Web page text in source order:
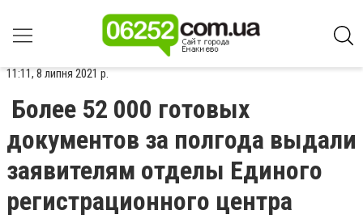
11:11, 8 липня 2021 р.
Более 52 000 готовых
документов за полгода выдали
заявителям отделы Единого
регистрационного центра